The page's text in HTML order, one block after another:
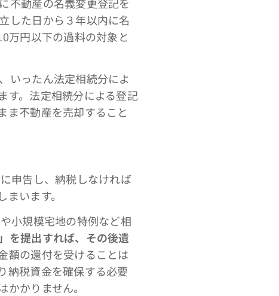
した日から３年以内に名
万円以下の過料の対象と
ったん法定相続分によ
す。法定相続分による登記
ま不動産を売却すること
申告し、納税しなければ
います。
小規模宅地の特例など相
を提出すれば、その後遺
額の還付を受けることは
納税資金を確保する必要
かりません。